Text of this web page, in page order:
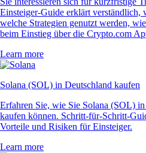
Einsteiger-Guide erklärt
welche Strategien genutzt werden,
beim Einstieg über die Crypto.com
Learn more
Solana (SOL) in Deutschland kaufen
Erfahren Sie, wie Sie Solana (SOL)
kaufen können. Schritt-für-Schritt-
Vorteile und Risiken für Einsteiger.
Learn more